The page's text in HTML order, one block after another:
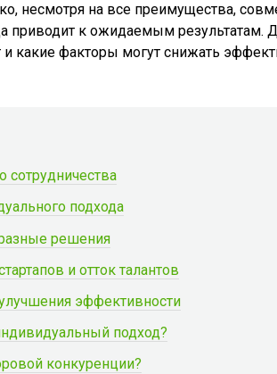
несмотря на все преимущества,
приводит к ожидаемым результатам.
и какие факторы могут снижать
сотрудничества
подхода
решения
и отток талантов
эффективности
подход?
конкуренции?